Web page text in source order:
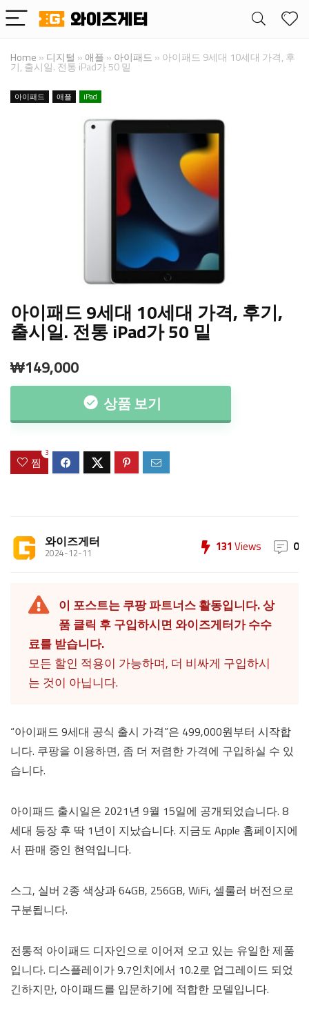
Home » 디지털 » 애플 » 아이패드 » 아이패드 9세대 10세대 가격, 후
기, 출시일. 전통 iPad가 50 밑
아이패드 애플 iPad
아이패드 9세대 10세대 가격, 후기,
출시일. 전통 iPad가 50 밑
₩149,000
상품 보기
찜
3
와이즈게터
2024-12-11 131 Views 0
이 포스트는 쿠팡 파트너스 활동입니다. 상
품 클릭 후 구입하시면 와이즈게터가 수수
료를 받습니다.
모든 할인 적용이 가능하며, 더 비싸게 구입하시
는 것이 아닙니다.
“아이패드 9세대 공식 출시 가격”은 499,000원부터 시작합
니다. 쿠팡을 이용하면, 좀 더 저렴한 가격에 구입하실 수 있
습니다.
아이패드 출시일은 2021년 9월 15일에 공개되었습니다. 8
세대 등장 후 딱 1년이 지났습니다. 지금도 Apple 홈페이지에
서 판매 중인 현역입니다.
스그, 실버 2종 색상과 64GB, 256GB, WiFi, 셀룰러 버전으로
구분됩니다.
전통적 아이패드 디자인으로 이어져 오고 있는 유일한 제품
입니다. 디스플레이가 9.7인치에서 10.2로 업그레이드 되었
긴하지만, 아이패드를 입문하기에 적합한 모델입니다.